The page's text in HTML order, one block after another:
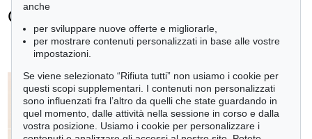
Cy Twombly - Ogetti venduti
tute le offerte
anche
per sviluppare nuove offerte e migliorarle,
per mostrare contenuti personalizzati in base alle vostre
impostazioni.
Se viene selezionato “Rifiuta tutti” non usiamo i cookie per
questi scopi supplementari. I contenuti non personalizzati
sono influenzati fra l’altro da quelli che state guardando in
quel momento, dalle attività nella sessione in corso e dalla
vostra posizione. Usiamo i cookie per personalizzare i